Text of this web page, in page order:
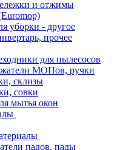
и отжимы
уборки - другое
прочее
для пылесосов
МОПов, ручки
склизы
совки
мытья окон
падов, пады